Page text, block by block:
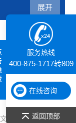
展开
可分为光学接
和重力接触角
章
服务热线
400-875-1717转809
在线咨询
返回顶部